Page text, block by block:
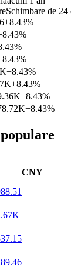
Schimbare de 24
+8.43%
+8.43%
+8.43%
+8.43%
+8.43%
CNY